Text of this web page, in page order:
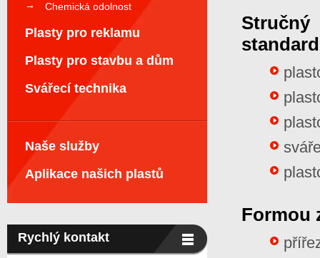
Formou
Chemická odolnost
Plasty pro reklamu
Plasty pro stavbu a dům
Svářecí technika
Naše služby
Aplikace našich plastů
Rychlý kontakt